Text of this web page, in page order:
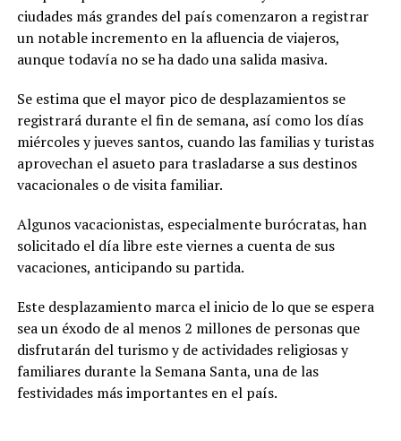
ciudades más grandes del país comenzaron a registrar
un notable incremento en la afluencia de viajeros,
aunque todavía no se ha dado una salida masiva.
Se estima que el mayor pico de desplazamientos se
registrará durante el fin de semana, así como los días
miércoles y jueves santos, cuando las familias y turistas
aprovechan el asueto para trasladarse a sus destinos
vacacionales o de visita familiar.
Algunos vacacionistas, especialmente burócratas, han
solicitado el día libre este viernes a cuenta de sus
vacaciones, anticipando su partida.
Este desplazamiento marca el inicio de lo que se espera
sea un éxodo de al menos 2 millones de personas que
disfrutarán del turismo y de actividades religiosas y
familiares durante la Semana Santa, una de las
festividades más importantes en el país.